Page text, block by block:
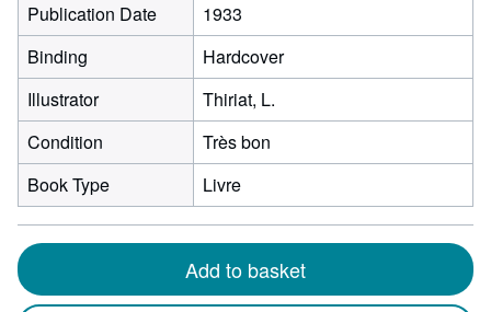
Publication Date
1933
Binding
Hardcover
Illustrator
Thiriat, L.
Condition
Très bon
Book Type
Livre
Add to basket